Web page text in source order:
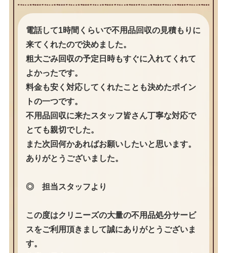
電話して1時間くらいで不用品回収の見積もりに
来てくれたので決めました。
粗大ごみ回収の予定日時もすぐに入れてくれて
よかったです。
料金も安く対応してくれたことも決めたポイン
トの一つです。
不用品回収に来たスタッフ皆さん丁寧な対応で
とても親切でした。
また次回何かあればお願いしたいと思います。
ありがとうございました。
◎ 担当スタッフより
この度はクリニーズの大量の不用品処分サービ
スをご利用頂きまして誠にありがとうございま
す。